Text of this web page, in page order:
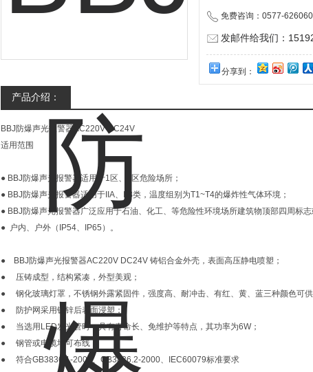
免费咨询：0577-
发邮件给我们：
分享到：
产品介绍：
BBJ防爆声光报警器AC220V DC24V
适用范围
● BBJ防爆声光报警器适用于1区、2区危险场所；
● BBJ防爆声光报警器适用于IIA、IIB类，温度组别为T1~T4的爆炸性气体环境；
● BBJ防爆声光报警器广泛应用于石油、化工、等危险性环境场所建筑物顶部四周标志
● 户内、户外（IP54、IP65）。
● BBJ防爆声光报警器AC220V DC24V 铸铝合金外壳，表面高压静电喷塑；
● 压铸成型，结构紧凑，外型美观；
● 钢化玻璃灯罩，不锈钢外露紧固件，强度高、耐冲击、有红、黄、蓝三种颜色可供
● 防护网采用镀锌后表面浸塑；
● 当选用LED发光管时，具有寿命长、免维护等特点，其功率为6W；
● 钢管或电缆均可布线；
● 符合GB3836.1-2000、GB3836.2-2000、IEC60079标准要求